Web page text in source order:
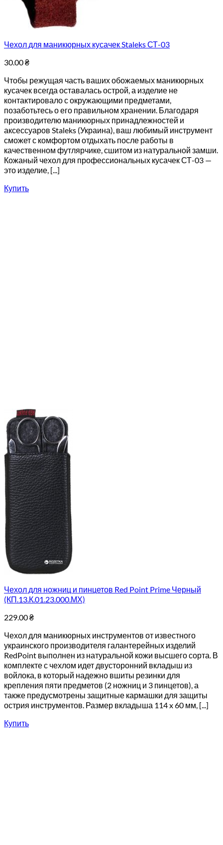
Чехол для маникюрных кусачек Staleks СТ-03
30.00₴
Чтобы режущая часть ваших обожаемых маникюрных
кусачек всегда оставалась острой, а изделие не
контактировало с окружающими предметами,
позаботьтесь о его правильном хранении. Благодаря
производителю маникюрных принадлежностей и
аксессуаров Staleks (Украина), ваш любимый инструмент
сможет с комфортом отдыхать после работы в
качественном футлярчике, сшитом из натуральной замши.
Кожаный чехол для профессиональных кусачек СТ-03 —
это изделие, [...]
Купить
Чехол для ножниц и пинцетов Red Point Prime Черный
(КП.13.К.01.23.000.МХ)
229.00₴
Чехол для маникюрных инструментов от известного
украинского производителя галантерейных изделий
RedPoint выполнен из натуральной кожи высшего сорта. В
комплекте с чехлом идет двусторонний вкладыш из
войлока, в который надежно вшиты резинки для
крепления пяти предметов (2 ножниц и 3 пинцетов), а
также предусмотрены защитные кармашки для защиты
острия инструментов. Размер вкладыша 114 x 60 мм, [...]
Купить